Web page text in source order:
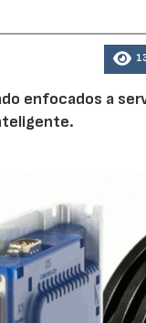
enfocados a